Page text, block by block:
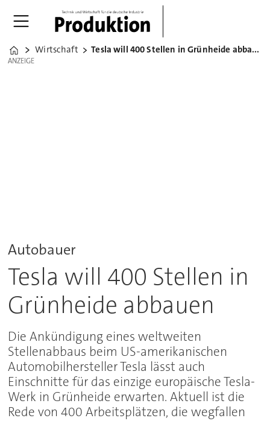
Home
Wirtschaft Tesla will 400 Stellen in Grünheide abbauen
ANZEIGE
ANZEIGE
Autobauer
Tesla will 400 Stellen in
Grünheide abbauen
Die Ankündigung eines weltweiten
Stellenabbaus beim US-amerikanischen
Automobilhersteller Tesla lässt auch
Einschnitte für das einzige europäische Tesla-
Werk in Grünheide erwarten. Aktuell ist die
Rede von 400 Arbeitsplätzen, die wegfallen